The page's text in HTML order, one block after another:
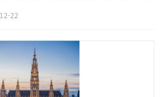
아 모스크바 영하 1도, 핀란드 헬싱키 0도, 노
22